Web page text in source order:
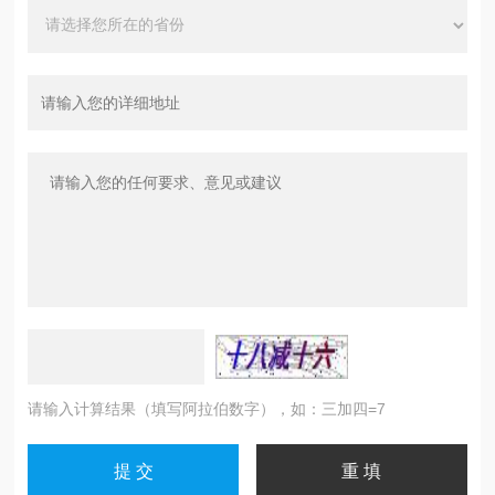
请输入计算结果（填写阿拉伯数字），如：三加四=7